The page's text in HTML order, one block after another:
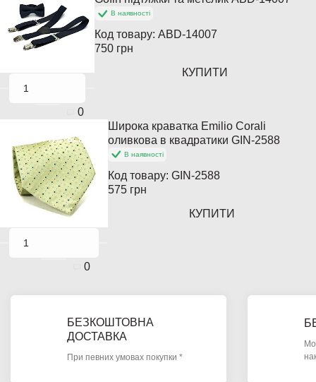
0
В наявності
Код товару: ABD-14007
750 грн
КУПИТИ
Закінчується
0
Широка краватка Emilio Corali
оливкова в квадратики GIN-2588
В наявності
Код товару: GIN-2588
575 грн
КУПИТИ
БЕЗКОШТОВНА
ДОСТАВКА
При певних умовах покупки *